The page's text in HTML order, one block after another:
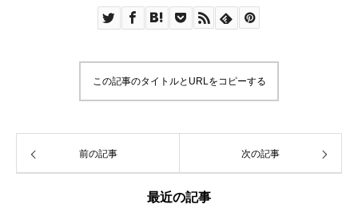
この記事のタイトルとURLをコピーする
前の記事 次の記事
最近の記事